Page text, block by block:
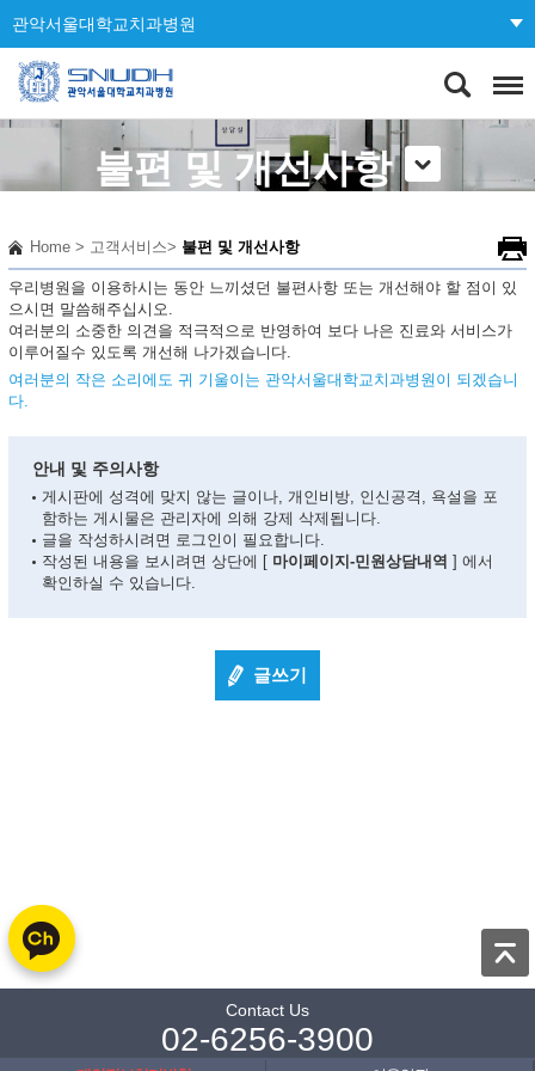
관악서울대학교치과병원
불편 및 개선사항
Home> 고객서비스> 불편 및 개선사항
우리병원을 이용하시는 동안 느끼셨던 불편사항 또는 개선해야 할 점이 있
으시면 말씀해주십시오.
여러분의 소중한 의견을 적극적으로 반영하여 보다 나은 진료와 서비스가
이루어질수 있도록 개선해 나가겠습니다.
여러분의 작은 소리에도 귀 기울이는 관악서울대학교치과병원이 되겠습니
다.
안내 및 주의사항
게시판에 성격에 맞지 않는 글이나, 개인비방, 인신공격, 욕설을 포
함하는 게시물은 관리자에 의해 강제 삭제됩니다.
글을 작성하시려면 로그인이 필요합니다.
작성된 내용을 보시려면 상단에 [ 마이페이지-민원상담내역 ] 에서
확인하실 수 있습니다.
글쓰기
Contact Us
02-6256-3900